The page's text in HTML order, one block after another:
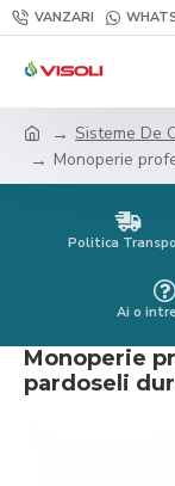
VANZARI
Sisteme De
Monoperie
Politica
Ai o
Monoperie
pardoseli